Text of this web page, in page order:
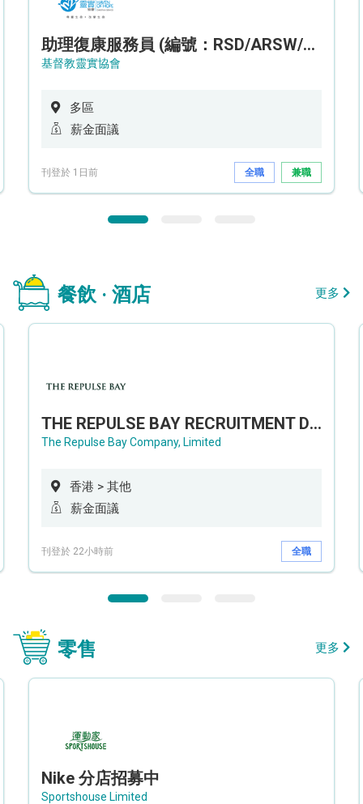
助理復康服務員 (編號：RSD/ARSW/CTE)
基督教靈實協會
多區
薪金面議
刊登於 1日前 全職 兼職
餐飲 · 酒店 更多
THE REPULSE BAY RECRUITMENT DAY 淺水灣影灣園人才招聘會
The Repulse Bay Company, Limited
香港 > 其他
薪金面議
刊登於 22小時前 全職
零售 更多
Nike 分店招募中
Sportshouse Limited